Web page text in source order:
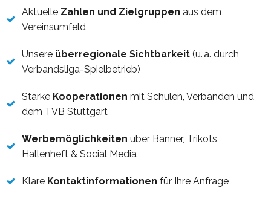
Aktuelle Zahlen und Zielgruppen aus dem
Vereinsumfeld
Unsere überregionale Sichtbarkeit (u. a. durch
Verbandsliga-Spielbetrieb)
Starke Kooperationen mit Schulen, Verbänden und
dem TVB Stuttgart
Werbemöglichkeiten über Banner, Trikots,
Hallenheft & Social Media
Klare Kontaktinformationen für Ihre Anfrage